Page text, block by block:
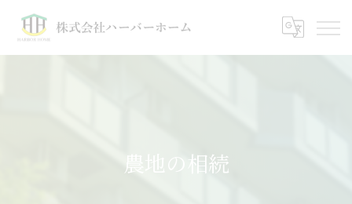
農地の相続